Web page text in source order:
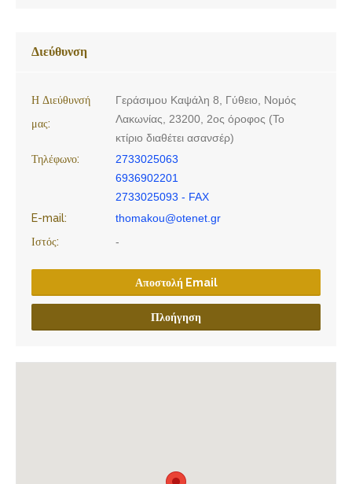
Διεύθυνση
Η Διεύθυνσή
μας:
Γεράσιμου Καψάλη 8, Γύθειο, Νομός
Λακωνίας, 23200, 2ος όροφος (Το
κτίριο διαθέτει ασανσέρ)
Τηλέφωνο:
2733025063
6936902201
2733025093 - FAX
E-mail:
thomakou@otenet.gr
Ιστός:
-
Αποστολή Email
Πλοήγηση